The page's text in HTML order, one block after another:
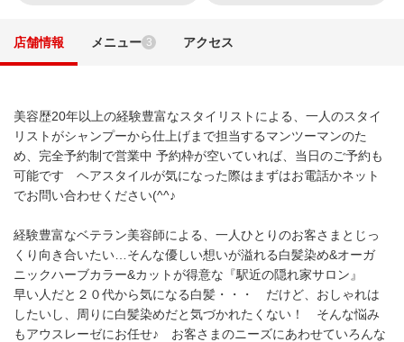
店舗情報 メニュー 3 アクセス
美容歴20年以上の経験豊富なスタイリストによる、一人のスタイ
リストがシャンプーから仕上げまで担当するマンツーマンのた
め、完全予約制で営業中 予約枠が空いていれば、当日のご予約も
可能です ヘアスタイルが気になった際はまずはお電話かネット
でお問い合わせください(^^♪
経験豊富なベテラン美容師による、一人ひとりのお客さまとじっ
くり向き合いたい…そんな優しい想いが溢れる白髪染め&オーガ
ニックハーブカラー&カットが得意な『駅近の隠れ家サロン』
早い人だと２０代から気になる白髪・・・ だけど、おしゃれは
したいし、周りに白髪染めだと気づかれたくない！ そんな悩み
もアウスレーゼにお任せ♪ お客さまのニーズにあわせていろんな